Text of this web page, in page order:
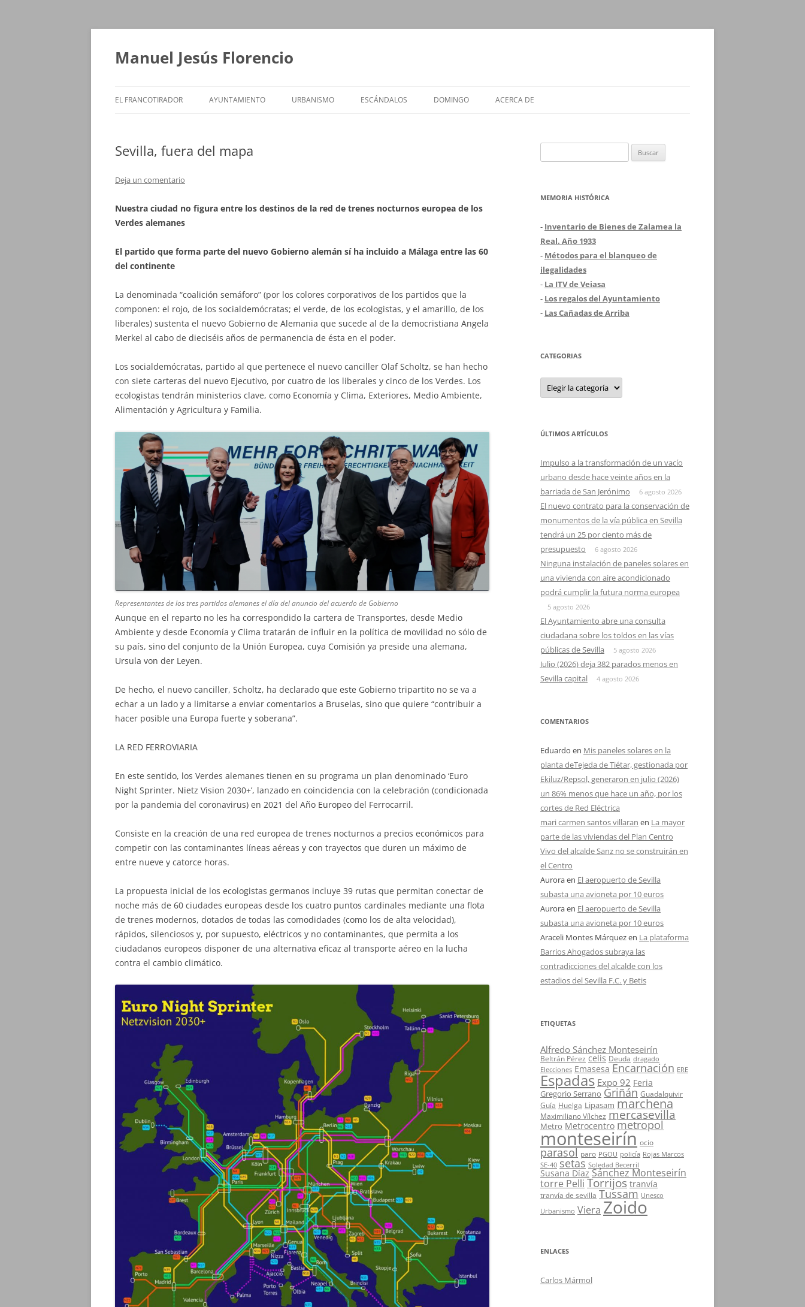
Saltar
Manuel Jesús Florencio
EL FRANCOTIRADOR AYUNTAMIENTO URBANISMO ESCÁNDALOS DOMINGO ACERCA DE
Sevilla, fuera del mapa
Deja un comentario
Nuestra ciudad no figura entre los destinos de la red de trenes nocturnos europea de los
Verdes alemanes
El partido que forma parte del nuevo Gobierno alemán sí ha incluido a Málaga entre las 60
del continente
La denominada “coalición semáforo” (por los colores corporativos de los partidos que la
componen: el rojo, de los socialdemócratas; el verde, de los ecologistas, y el amarillo, de los
liberales) sustenta el nuevo Gobierno de Alemania que sucede al de la democristiana Angela
Merkel al cabo de dieciséis años de permanencia de ésta en el poder.
Los socialdemócratas, partido al que pertenece el nuevo canciller Olaf Scholtz, se han hecho
con siete carteras del nuevo Ejecutivo, por cuatro de los liberales y cinco de los Verdes. Los
ecologistas tendrán ministerios clave, como Economía y Clima, Exteriores, Medio Ambiente,
Alimentación y Agricultura y Familia.
Representantes de los tres partidos alemanes el día del anuncio del acuerdo de Gobierno
Aunque en el reparto no les ha correspondido la cartera de Transportes, desde Medio
Ambiente y desde Economía y Clima tratarán de influir en la política de movilidad no sólo de
su país, sino del conjunto de la Unión Europea, cuya Comisión ya preside una alemana,
Ursula von der Leyen.
De hecho, el nuevo canciller, Scholtz, ha declarado que este Gobierno tripartito no se va a
echar a un lado y a limitarse a enviar comentarios a Bruselas, sino que quiere “contribuir a
hacer posible una Europa fuerte y soberana”.
LA RED FERROVIARIA
En este sentido, los Verdes alemanes tienen en su programa un plan denominado ‘Euro
Night Sprinter. Nietz Vision 2030+’, lanzado en coincidencia con la celebración (condicionada
por la pandemia del coronavirus) en 2021 del Año Europeo del Ferrocarril.
Consiste en la creación de una red europea de trenes nocturnos a precios económicos para
competir con las contaminantes líneas aéreas y con trayectos que duren un máximo de
entre nueve y catorce horas.
La propuesta inicial de los ecologistas germanos incluye 39 rutas que permitan conectar de
noche más de 60 ciudades europeas desde los cuatro puntos cardinales mediante una flota
de trenes modernos, dotados de todas las comodidades (como los de alta velocidad),
rápidos, silenciosos y, por supuesto, eléctricos y no contaminantes, que permita a los
ciudadanos europeos disponer de una alternativa eficaz al transporte aéreo en la lucha
contra el cambio climático.
MEMORIA HISTÓRICA
- Inventario de Bienes de Zalamea la
Real. Año 1933
- Métodos para el blanqueo de
ilegalidades
- La ITV de Veiasa
- Los regalos del Ayuntamiento
- Las Cañadas de Arriba
CATEGORIAS
Categorias
ÚLTIMOS ARTÍCULOS
Impulso a la transformación de un vacío
urbano desde hace veinte años en la
barriada de San Jerónimo
6 agosto 2026
El nuevo contrato para la conservación de
monumentos de la vía pública en Sevilla
tendrá un 25 por ciento más de
presupuesto
6 agosto 2026
Ninguna instalación de paneles solares en
una vivienda con aire acondicionado
podrá cumplir la futura norma europea
5 agosto 2026
El Ayuntamiento abre una consulta
ciudadana sobre los toldos en las vías
públicas de Sevilla
5 agosto 2026
Julio (2026) deja 382 parados menos en
Sevilla capital
4 agosto 2026
COMENTARIOS
Eduardo en Mis paneles solares en la
planta deTejeda de Tiétar, gestionada por
Ekiluz/Repsol, generaron en julio (2026)
un 86% menos que hace un año, por los
cortes de Red Eléctrica
mari carmen santos villaran en La mayor
parte de las viviendas del Plan Centro
Vivo del alcalde Sanz no se construirán en
el Centro
Auroraen El aeropuerto de Sevilla
subasta una avioneta por 10 euros
Auroraen El aeropuerto de Sevilla
subasta una avioneta por 10 euros
Araceli Montes Márquezen La plataforma
Barrios Ahogados subraya las
contradicciones del alcalde con los
estadios del Sevilla F.C. y Betis
ETIQUETAS
Alfredo Sánchez Monteseirín
Beltrán Pérez celis Deuda dragado
Elecciones Emasesa Encarnación ERE
Espadas Expo 92 Feria
Gregorio Serrano Griñán Guadalquivir
Guía Huelga Lipasam marchena
Maximiliano Vílchez mercasevilla
Metro Metrocentro metropol
monteseirín ocio
parasol paro PGOU policía Rojas Marcos
SE-40 setas Soledad Becerril
Susana Díaz Sánchez Monteseirín
torre Pelli Torrijos tranvía
tranvía de sevilla Tussam Unesco
Urbanismo Viera Zoido
ENLACES
Carlos Mármol